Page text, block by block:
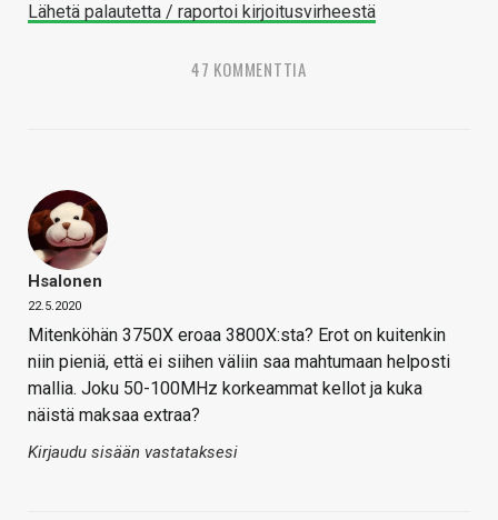
Lähetä palautetta / raportoi kirjoitusvirheestä
47 KOMMENTTIA
Hsalonen
22.5.2020
Mitenköhän 3750X eroaa 3800X:sta? Erot on kuitenkin
niin pieniä, että ei siihen väliin saa mahtumaan helposti
mallia. Joku 50-100MHz korkeammat kellot ja kuka
näistä maksaa extraa?
Kirjaudu sisään vastataksesi